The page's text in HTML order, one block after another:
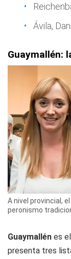
Ávila,
Guaymallén:
A nivel provincial,
peronismo
Guaymallén es
presenta tres